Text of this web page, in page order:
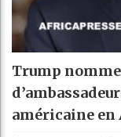
Trump
américaine en